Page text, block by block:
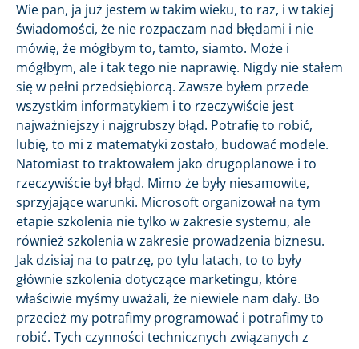
Wie pan, ja już jestem w takim wieku, to raz, i w takiej
świadomości, że nie rozpaczam nad błędami i nie
mówię, że mógłbym to, tamto, siamto. Może i
mógłbym, ale i tak tego nie naprawię. Nigdy nie stałem
się w pełni przedsiębiorcą. Zawsze byłem przede
wszystkim informatykiem i to rzeczywiście jest
najważniejszy i najgrubszy błąd. Potrafię to robić,
lubię, to mi z matematyki zostało, budować modele.
Natomiast to traktowałem jako drugoplanowe i to
rzeczywiście był błąd. Mimo że były niesamowite,
sprzyjające warunki. Microsoft organizował na tym
etapie szkolenia nie tylko w zakresie systemu, ale
również szkolenia w zakresie prowadzenia biznesu.
Jak dzisiaj na to patrzę, po tylu latach, to to były
głównie szkolenia dotyczące marketingu, które
właściwie myśmy uważali, że niewiele nam dały. Bo
przecież my potrafimy programować i potrafimy to
robić. Tych czynności technicznych związanych z